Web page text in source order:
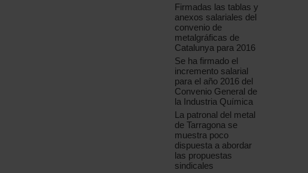
Firmadas las tablas y
anexos salariales del
convenio de
metalgráficas de
Catalunya para 2016
Se ha firmado el
incremento salarial
para el año 2016 del
Convenio General de
la Industria Química
La patronal del metal
de Tarragona se
muestra poco
dispuesta a abordar
las propuestas
sindicales